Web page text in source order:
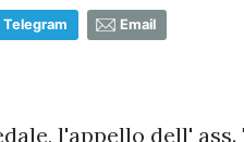
Telegram Email
l'appello dell' ass.